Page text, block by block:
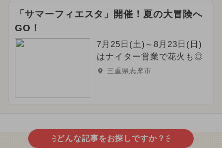
「サマーフィエスタ」開催！夏の大冒険へ
GO！
7月25日(土)～8月23日(日)
はナイター営業で花火も◎
三重県志摩市
どんな記事をお探しですか？